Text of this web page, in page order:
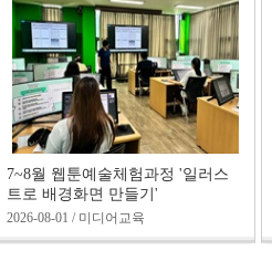
7~8월 웹툰예술체험과정 '일러스
트로 배경화면 만들기'
2026-08-01 / 미디어교육